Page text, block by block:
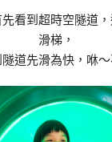
看到超時空隧道
滑梯，
道先滑為快，咻～